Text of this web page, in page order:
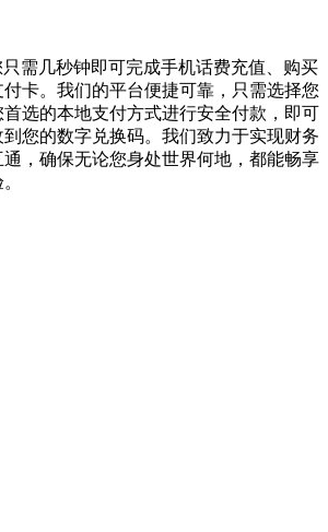
只需几秒钟即可完成手机话费充值、购买
卡。我们的平台便捷可靠，只需选择您
选的本地支付方式进行安全付款，即可
您的数字兑换码。我们致力于实现财务
，确保无论您身处世界何地，都能畅享